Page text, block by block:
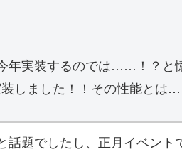
年実装するのでは……！？と
しました！！その性能とは
話題でしたし、正月イベン